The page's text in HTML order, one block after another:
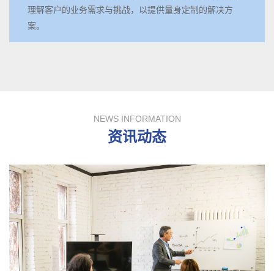
理解客户的业务需求与挑战，以提供量身定制的解决方
案。
NEWS INFORMATION
资讯动态